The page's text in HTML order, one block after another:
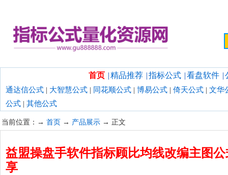
首页 | 精品推荐 | 指标公式 | 看盘软件 |
通达信公式 | 大智慧公式 | 同花顺公式 | 博易公式 | 倚天公式 | 文华
公式 | 其他公式
当前位置：→ 首页 → 产品展示 → 正文
益盟操盘手软件指标顾比均线改编主图
享